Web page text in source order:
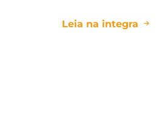
Leia na integra